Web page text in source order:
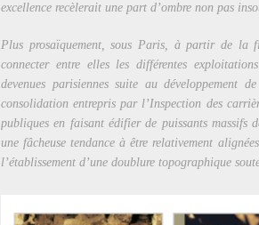
excellence recèlerait une part d’ombre non pas
Plus prosaïquement, sous Paris, à partir de la
connecter entre elles les différentes
devenues parisiennes suite au développement
consolidation entrepris par l’Inspection des
publiques en faisant édifier de puissants massifs
une fâcheuse tendance à être relativement
l’établissement d’une doublure topographique